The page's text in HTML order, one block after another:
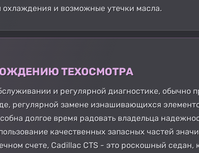
охлаждения и возможные утечки масла.
ТЕХОСМОТРА
и регулярной диагностике, обычно
регулярной замене изнашивающихся
долгое время радовать владельца
качественных запасных частей
счете, Cadillac CTS - это роскошный седан,